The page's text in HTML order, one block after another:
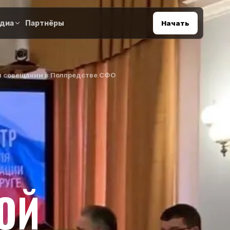
Партнёры Начать
совещании в Полпредстве СФО